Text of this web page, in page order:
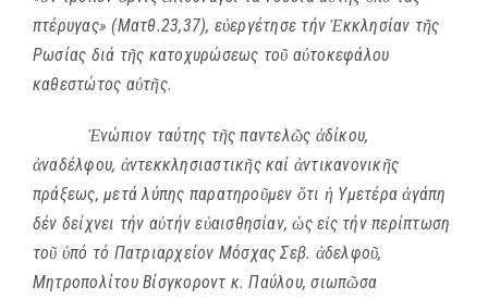
πτέρυγας» (Ματθ.23,37), εὐεργέτησε τήνἘκκλησίαν τῆς
Ρωσίας διά τῆς κατοχυρώσεως τοῦαὐτοκεφάλου
καθεστώτος αὐτῆς.
Ἐνώπιον ταύτης τῆς παντελῶς ἀδίκου,
ἀναδέλφου, ἀντεκκλησιαστικῆς καί ἀντικανονικῆς
πράξεως, μετά λύπης παρατηροῦμεν ὅτι ἡ Υμετέραἀγάπη
δέν δείχνει τήν αὐτήν εὐαισθησίαν,ὡς εἰς τήν περίπτωση
τοῦ ὑπό τό Πατριαρχείον Μόσχας Σεβ. ἀδελφοῦ,
Μητροπολίτου Βίσγκοροντ κ. Παύλου, σιωπῶσα